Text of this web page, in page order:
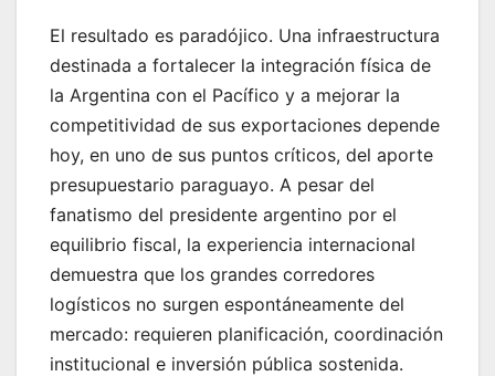
El resultado es paradójico. Una infraestructura
destinada a fortalecer la integración física de
la Argentina con el Pacífico y a mejorar la
competitividad de sus exportaciones depende
hoy, en uno de sus puntos críticos, del aporte
presupuestario paraguayo. A pesar del
fanatismo del presidente argentino por el
equilibrio fiscal, la experiencia internacional
demuestra que los grandes corredores
logísticos no surgen espontáneamente del
mercado: requieren planificación, coordinación
institucional e inversión pública sostenida.